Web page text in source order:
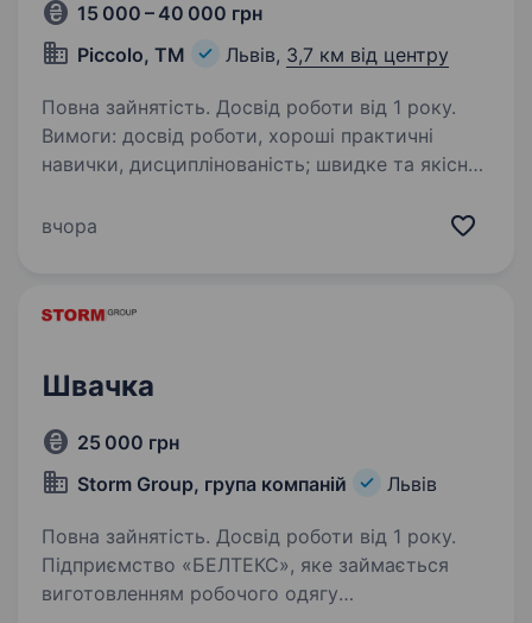
15 000 – 40 000 грн
Piccolo, ТМ
Львів, 3,7 км від центру
Повна зайнятість. Досвід роботи від 1 року.
Вимоги: досвід роботи, хороші практичні
навички, дисциплінованість; швидке та якісне
браку; бажання працювати та заробляти.
вчора
Швачка
25 000 грн
Storm Group, група компаній
Львів
Повна зайнятість. Досвід роботи від 1 року.
Підприємство «БЕЛТЕКС», яке займається
виготовленням робочого одягу